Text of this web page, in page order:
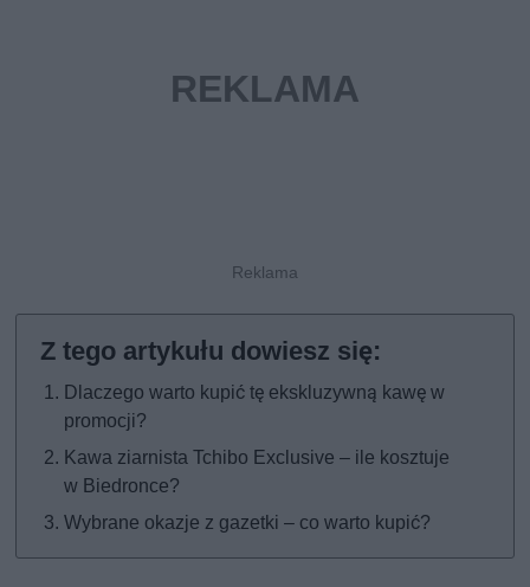
Dlaczego warto kupić tę ekskluzywną kawę w
promocji?
Kawa ziarnista Tchibo Exclusive – ile kosztuje
w Biedronce?
Wybrane okazje z gazetki – co warto kupić?